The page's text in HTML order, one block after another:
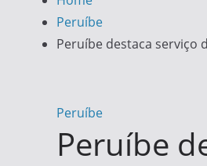
Peruíbe
Peruíbe destaca serviço
Peruíbe
Peruíbe